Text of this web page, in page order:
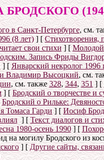
в Санкт-Петербурге, см.
(8 лет)] [Стихотворения,
свои стихи] [
Запись Фриды
] [ Январский некролог 1996
Владимир Высоцкий, см.
, см. также328,344,351] [
] [Бродский о творчестве и
Бродский о Рильке:
Гарди] [Иосиф
] [ Текст диалогов и
1980-осень 1990] [
на могилу Бродского из
] [Другие сайты,